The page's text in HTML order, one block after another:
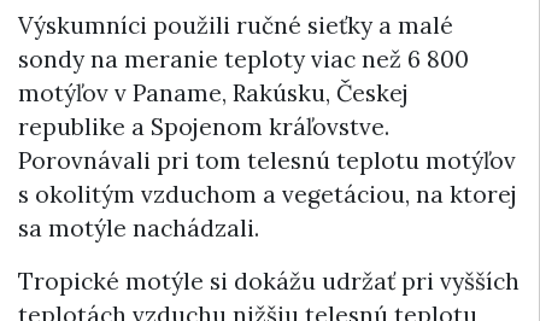
Výskumníci použili ručné sieťky a malé
sondy na meranie teploty viac než 6 800
motýľov v Paname, Rakúsku, Českej
republike a Spojenom kráľovstve.
Porovnávali pri tom telesnú teplotu motýľov
s okolitým vzduchom a vegetáciou, na ktorej
sa motýle nachádzali.
Tropické motýle si dokážu udržať pri vyšších
teplotách vzduchu nižšiu telesnú teplotu